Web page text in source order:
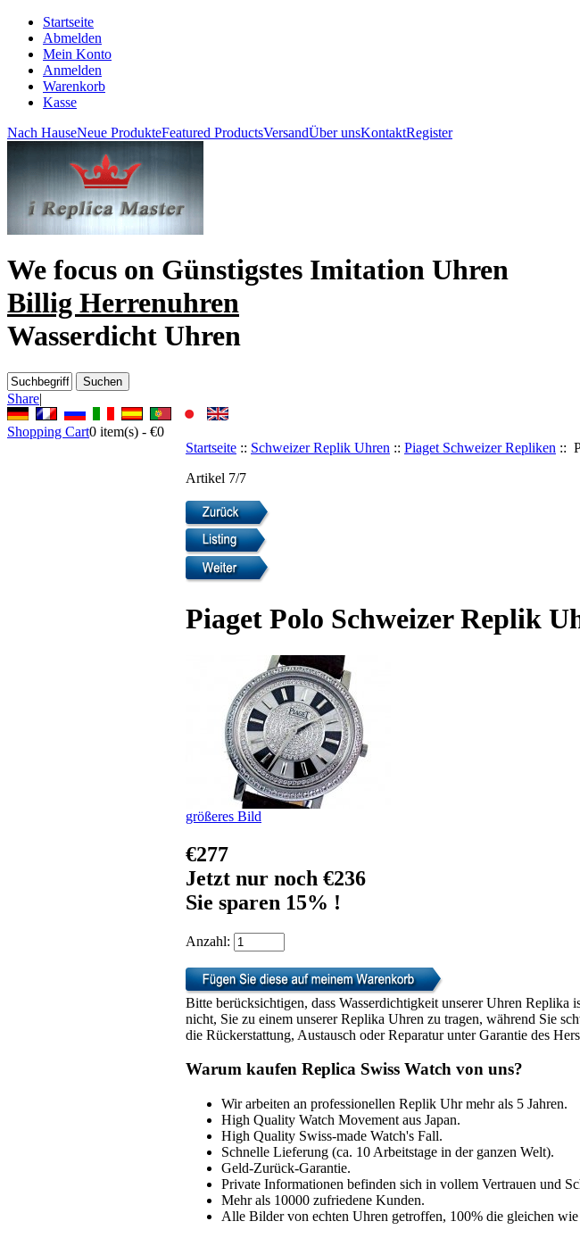
Startseite
Abmelden
Mein Konto
Anmelden
Warenkorb
Kasse
Nach HauseNeue ProdukteFeatured ProductsVersandÜber unsKontaktRegister
We focus on Günstigstes Imitation Uhren
Billig Herrenuhren
Wasserdicht Uhren
Share|
Shopping Cart0 item(s) - €0
Startseite :: Schweizer Replik Uhren :: Piaget Schweizer Repliken ::
Artikel 7/7
Piaget Polo Schweizer Replik
größeres Bild
€277
Jetzt nur noch €236
Sie sparen 15% !
Anzahl:
Bitte berücksichtigen, dass Wasserdichtigkeit unserer Uhren
nicht, Sie zu einem unserer Replika Uhren zu tragen, während Sie
die Rückerstattung, Austausch oder Reparatur unter Garantie des
Warum kaufen Replica Swiss Watch von uns?
Wir arbeiten an professionellen Replik Uhr mehr als 5 Jahren.
High Quality Watch Movement aus Japan.
High Quality Swiss-made Watch's Fall.
Schnelle Lieferung (ca. 10 Arbeitstage in der ganzen Welt).
Geld-Zurück-Garantie.
Private Informationen befinden sich in vollem Vertrauen und
Mehr als 10000 zufriedene Kunden.
Alle Bilder von echten Uhren getroffen, 100% die gleichen